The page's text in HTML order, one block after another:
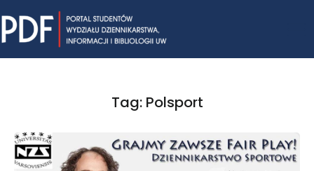
to
content
Tag: Polsport